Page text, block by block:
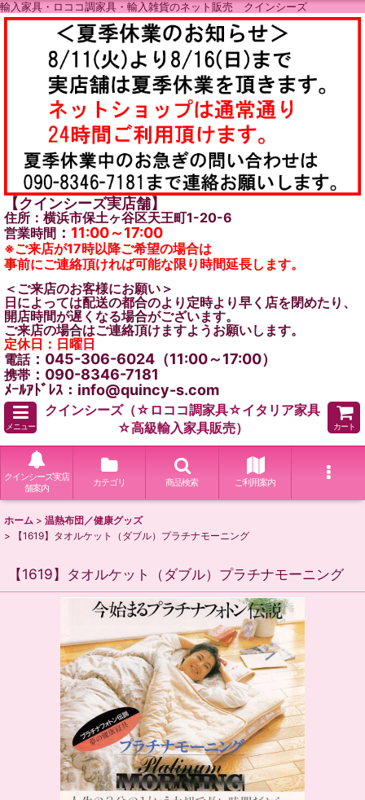
輸入家具・ロココ調家具・輸入雑貨のネット販売 クインシーズ
【クインシーズ実店舗】
住所：横浜市保土ヶ谷区天王町1-20-6
営業時間 ： 11:00～17:00
※ご来店が17時以降ご希望の場合は
事前にご連絡頂ければ可能な限り時間延長します。
＜ご来店のお客様にお願い＞
日によっては配送の都合のより定時より早く店を閉めたり、
開店時間が遅くなる場合がございます。
ご来店の場合はご連絡頂けますようお願いします。
定休日：日曜日
電話：045-306-6024（11:00～17:00）
携帯 ：090-8346-7181
ﾒｰﾙｱﾄﾞﾚｽ：info@quincy-s.com
メニュー
クインシーズ（☆ロココ調家具☆イタリア家具
☆高級輸入家具販売）
カート
クインシーズ実店
舗案内
カテゴリ 商品検索 ご利用案内
ホーム > 温熱布団／健康グッズ
>
【1619】タオルケット（ダブル）プラチナモーニング
【1619】タオルケット（ダブル）プラチナモーニング